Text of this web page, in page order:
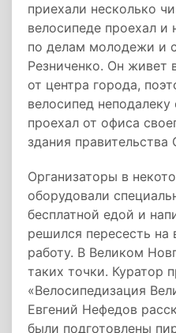
приехали несколько
велосипеде проехал и
по делам молодежи и
Резниченко. Он живет
от центра города,
велосипед
проехал от офиса
здания правительства
Организаторы в
оборудовали
бесплатной едой и
решился пересесть на
работу. В Великом
таких точки. Куратор
«Велосипедизация
Евгений Нефедов
были подготовлены